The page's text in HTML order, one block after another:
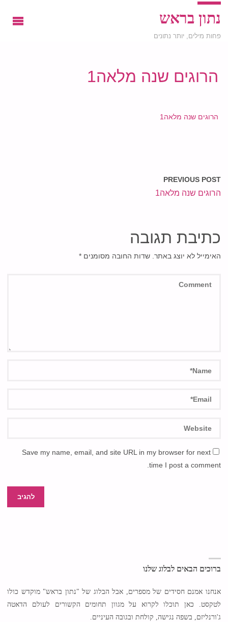
נתון בראש
פחות מילים, יותר נתונים
הרוגים שנה מלאה1
הרוגים שנה מלאה1
PREVIOUS POST
הרוגים שנה מלאה1
כתיבת תגובה
האימייל לא יוצג באתר. שדות החובה מסומנים*
Save my name, email, and site URL in my browser for next
time I post a comment.
ברוכים הבאים לבלוג שלנו
אנחנו אמנם חסידים של מספרים, אבל הבלוג של "נתון בראש" מוקדש כולו
לטקסט. כאן תוכלו לקרוא על מגוון תחומים הקשורים לעולם הדאטה
ג'ורנליזם, בשפה נגישה, קולחת ובגובה העיניים.